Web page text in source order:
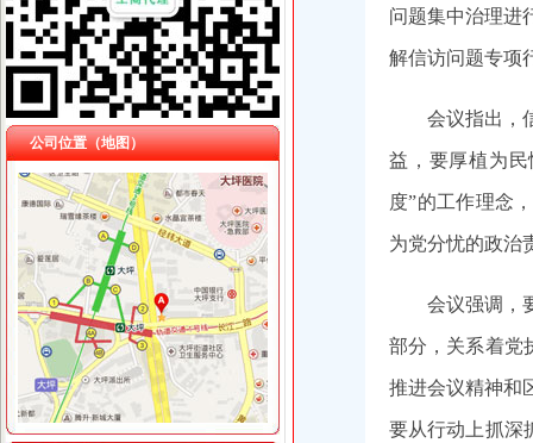
公司位置（地图）
问题集中治理进
解信访问题专项
会议指出，
益，要厚植为
度”的工作理念
为党分忧的政治
会议强调，
部分， 关系着党
推进会议精神和
要从行动上抓深